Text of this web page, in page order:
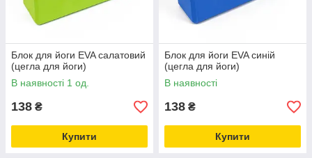
Блок для йоги EVA салатовий
(цегла для йоги)
В наявності 1 од.
138 ₴
Купити
Блок для йоги EVA синій
(цегла для йоги)
В наявності
138 ₴
Купити